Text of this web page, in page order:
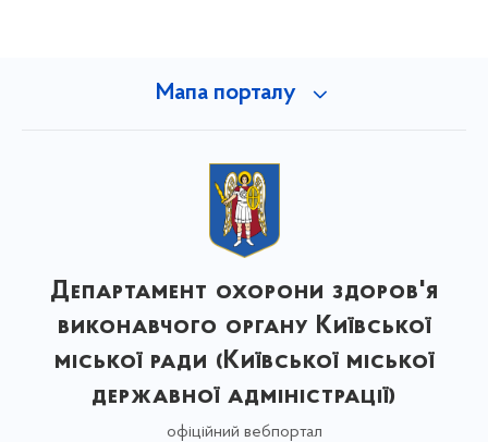
Мапа порталу
Департамент охорони здоров'я
виконавчого органу Київської
міської ради (Київської міської
державної адміністрації)
офіційний вебпортал